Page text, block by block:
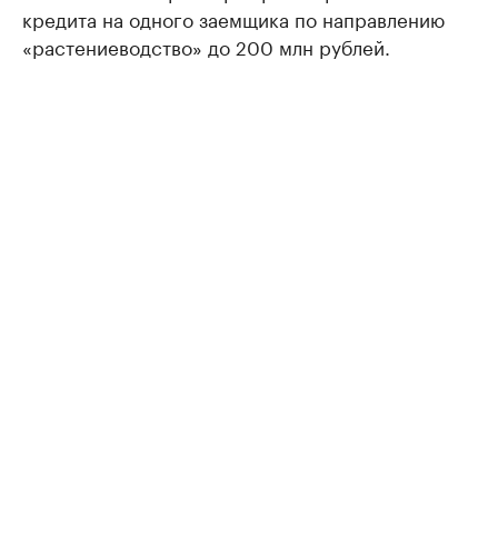
кредита на одного заемщика по направлению
«растениеводство» до 200 млн рублей.